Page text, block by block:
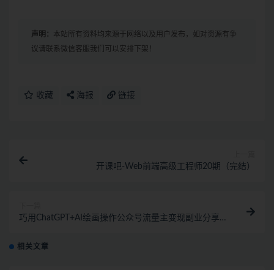
声明： 本站所有资料均来源于网络以及用户发布，如对资源有争
议请联系微信客服我们可以安排下架！
收藏 海报 链接
开课吧-Web前端高级工程师20期（完结）
巧用ChatGPT+AI绘画操作公众号流量主变现副业分享
相关文章